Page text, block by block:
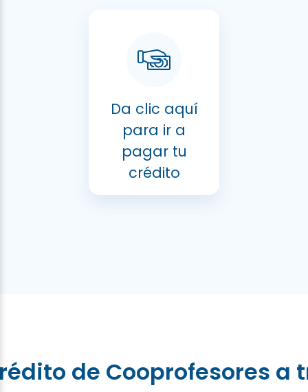
Da clic aquí
para ir a
pagar tu
crédito
de Cooprofesores a